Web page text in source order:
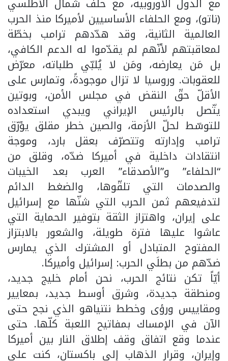
(ناتو)، ومع الحلفاء الأساسيين لأميركا منذ الحرب
العالمية الثانية، وقد هدّدهم ترامب بخطّة
لمعاقبتهم لأنّهم لم يقدّموا له الدعم الكافي،
بل مَن يعارضه، ومَن لا يُلبّي طلباته، معرّض
للعقوبات. وروسيا لا تزال موجودةً، وتمارس على
الأقلّ حقّ النقض في مجلس الأمن، وبوتين
يتّصل بالرئيس الإيراني ويبدي استعداده
للتوسّط لحلّ الأزمة، والصين خطر مقلق يؤرّق
ترامب وإدارته وتتصرّف بعقل بارد، وموجة
انتقادات داخلية في أميركا ضدّه، وقلق من
“الحلفاء” و”الأصدقاء” العرب بعد الخيبات
والصدمات التي تلقّوها، والضغط الدائم
لتدفيعهم ثمن الحرب التي شنّها مع إسرائيل
على إيران، واهتزاز الثقة بتوفير الحماية التي
عاشوا عليها فترة طويلة، والشعور بالابتزاز
المفتوح المتبادل أو المشترك الذي يمارس
ضدّهم من بطلَي الحرب: إسرائيل وأميركا.
أيّاً تكن نتائج الحرب، نحن أمام خليج جديد،
ومنطقة جديدة، وشرق أوسط جديد، بمعايير
ومقاييس ورؤى وخطط نتنياهو الذي نجح حتى
الآن في الإمساك بمفاتيح اللعبة كلّها. حتى
عندما وقع اتفاق وقف إطلاق النار بين أميركا
وإيران، وقرار الذهاب إلى باكستان، كنت على